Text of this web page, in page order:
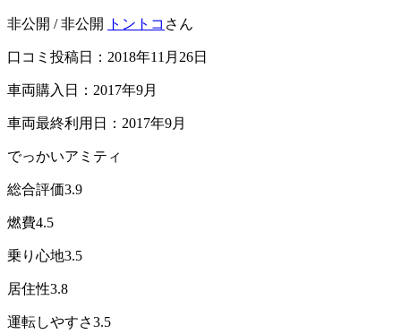
非公開 / 非公開 トントコ さん
口コミ投稿日：2018年11月26日
車両購入日：2017年9月
車両最終利用日：2017年9月
でっかいアミティ
総合評価3.9
燃費4.5
乗り心地3.5
居住性3.8
運転しやすさ3.5